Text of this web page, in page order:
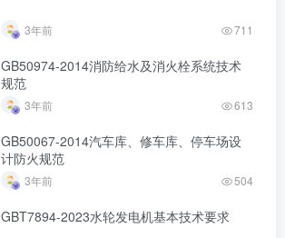
3年前 711
GB50974-2014消防给水及消火栓系统技术
规范
3年前 613
GB50067-2014汽车库、修车库、停车场设
计防火规范
3年前 504
GBT7894-2023水轮发电机基本技术要求